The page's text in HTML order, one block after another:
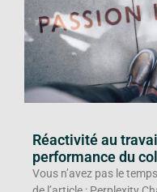
Réactivité au
performance du
Vous n’avez pas le